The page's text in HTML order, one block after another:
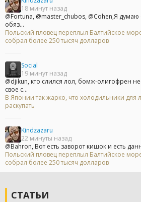
18 минут назад
@Fortuna, @master_chubos, @Cohen,Я
обяз...
Польский пловец переплыл Балтийское
собрал более 250 тысяч долларов
Social
19 минут назад
@djikun, кто слился лол, бомж-олигофрен
свое с...
В Японии так жарко, что холодильники для
раскупать
Kindzazaru
22 минуты назад
@Bahron, Вот есть заворот кишок и есть
Польский пловец переплыл Балтийское
собрал более 250 тысяч долларов
СТАТЬИ